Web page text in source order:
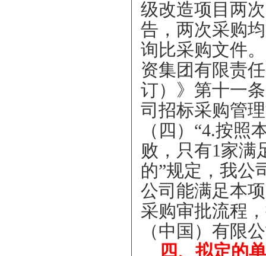
级改造项目两
告，两次采购
询比采购文件
资集团有限责
订）》第十一
司招标采购管
（四）“4.按
败，只有1家满
的”规定，我公
公司能满足本
采购审批流程
（中国）有限
四、拟定的